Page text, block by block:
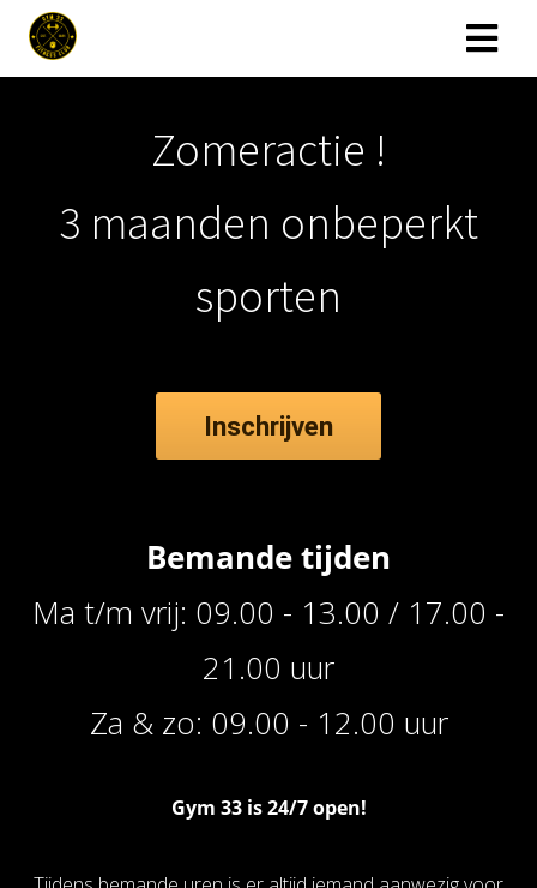
Zomeractie !
3 maanden onbeperkt
sporten
Inschrijven
Bemande tijden
Ma t/m vrij: 09.00 - 13.00 / 17.00 -
21.00 uur
Za & zo: 09.00 - 12.00 uur
Gym 33 is 24/7 open!